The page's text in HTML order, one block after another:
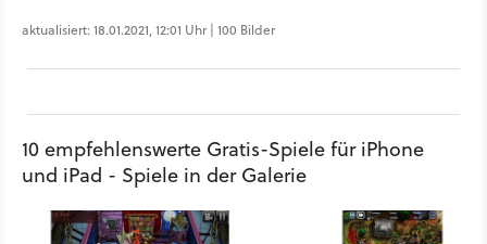
aktualisiert: 18.01.2021, 12:01 Uhr | 100 Bilder
10 empfehlenswerte Gratis-Spiele für iPhone
und iPad - Spiele in der Galerie